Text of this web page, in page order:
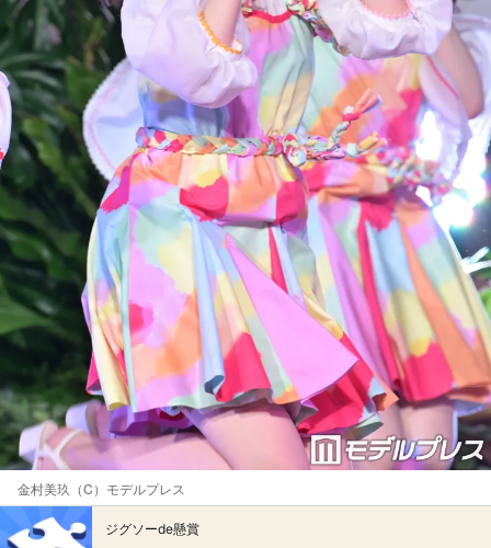
金村美玖（C）モデルプレス
ジグソーde懸賞